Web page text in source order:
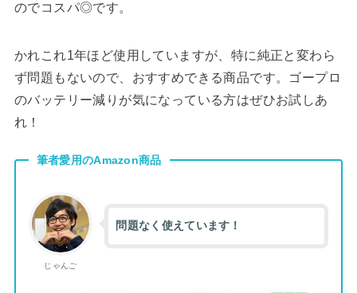
のでコスパ◎です。
かれこれ1年ほど使用していますが、特に純正と変わら
ず問題もないので、おすすめできる商品です。ゴープロ
のバッテリー減りが気になっている方はぜひお試しあ
れ！
筆者愛用のAmazon商品
じゃんご
問題なく使えています！